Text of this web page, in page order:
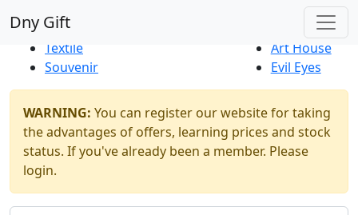
Dny Gift
New Products
Thrift Shop
Textile
Souvenir
Art House
Evil Eyes
WARNING: You can register our website for taking
the advantages of offers, learning prices and stock
status. If you've already been a member. Please
login.